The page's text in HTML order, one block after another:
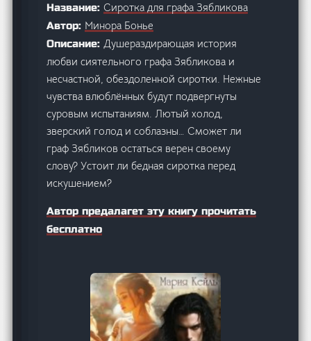
Название:Сиротка для графа Зябликова
Автор: Минора Бонье
Описание:Душераздирающая история
любви сиятельного графа Зябликова и
несчастной, обездоленной сиротки. Нежные
чувства влюблённых будут подвергнуты
суровым испытаниям. Лютый холод,
зверский голод и соблазны… Сможет ли
граф Зябликов остаться верен своему
слову? Устоит ли бедная сиротка перед
искушением?
Автор предалагет эту книгу прочитать
бесплатно